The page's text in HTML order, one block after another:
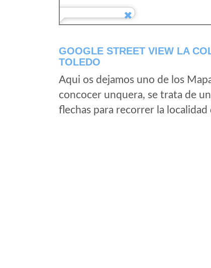
GOOGLE STREET VIEW LA
TOLEDO
Aqui os dejamos uno de los
concocer unquera, se trata de
flechas para recorrer la